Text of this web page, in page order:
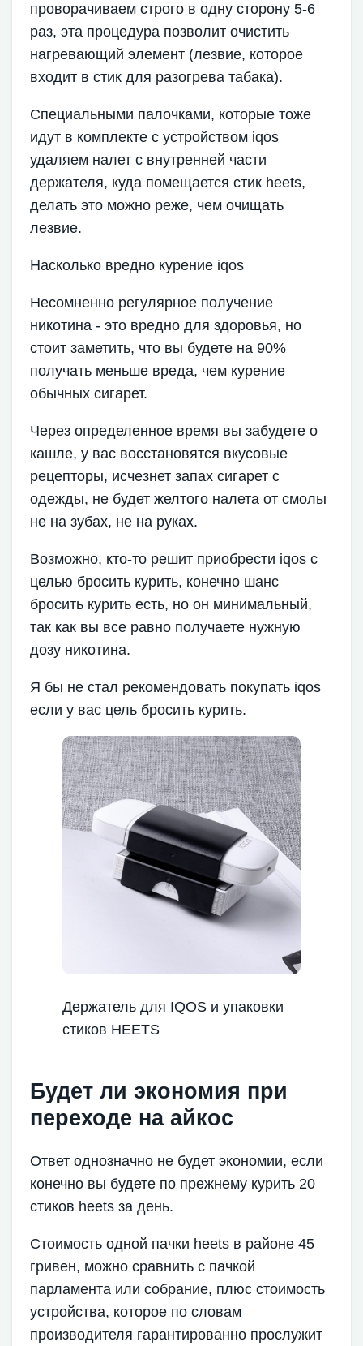
проворачиваем строго в одну сторону 5-6
раз, эта процедура позволит очистить
нагревающий элемент (лезвие, которое
входит в стик для разогрева табака).
Специальными палочками, которые тоже
идут в комплекте с устройством iqos
удаляем налет с внутренней части
держателя, куда помещается стик heets,
делать это можно реже, чем очищать
лезвие.
Насколько вредно курение iqos
Несомненно регулярное получение
никотина - это вредно для здоровья, но
стоит заметить, что вы будете на 90%
получать меньше вреда, чем курение
обычных сигарет.
Через определенное время вы забудете о
кашле, у вас восстановятся вкусовые
рецепторы, исчезнет запах сигарет с
одежды, не будет желтого налета от смолы
не на зубах, не на руках.
Возможно, кто-то решит приобрести iqos с
целью бросить курить, конечно шанс
бросить курить есть, но он минимальный,
так как вы все равно получаете нужную
дозу никотина.
Я бы не стал рекомендовать покупать iqos
если у вас цель бросить курить.
Держатель для IQOS и упаковки
стиков HEETS
Будет ли экономия при
переходе на айкос
Ответ однозначно не будет экономии, если
конечно вы будете по прежнему курить 20
стиков heets за день.
Стоимость одной пачки heets в районе 45
гривен, можно сравнить с пачкой
парламента или собрание, плюс стоимость
устройства, которое по словам
производителя гарантированно прослужит